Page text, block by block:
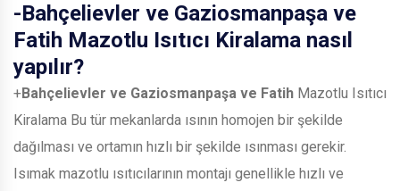
-Bahçelievler ve Gaziosmanpaşa ve
Fatih Mazotlu Isıtıcı Kiralama nasıl
yapılır?
+Bahçelievler ve Gaziosmanpaşa ve Fatih Mazotlu Isıtıcı
Kiralama Bu tür mekanlarda ısının homojen bir şekilde
dağılması ve ortamın hızlı bir şekilde ısınması gerekir.
Isımak mazotlu ısıtıcılarının montajı genellikle hızlı ve